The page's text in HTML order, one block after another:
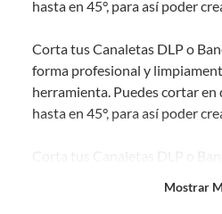
entregamos.
electrónica, por ejemplo,
para el computador.
Productos a pedido o
Productos que han sido
con alguna deficiencia, que sean
hasta en 45°, para así poder
Corta tus Canaletas DLP o
forma profesional y
herramienta. Puedes cortar
hasta en 45°, para así poder
Corta tus Canaletas DLP o
Mostrar